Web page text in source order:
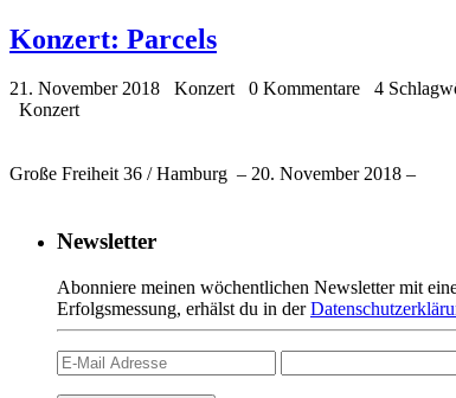
Konzert: Parcels
21. November 2018 Konzert 0 Kommentare 4
Konzert
Große Freiheit 36 / Hamburg – 20. November 2018 –
Newsletter
Abonniere meinen wöchentlichen Newsletter mit
Erfolgsmessung, erhälst du in der